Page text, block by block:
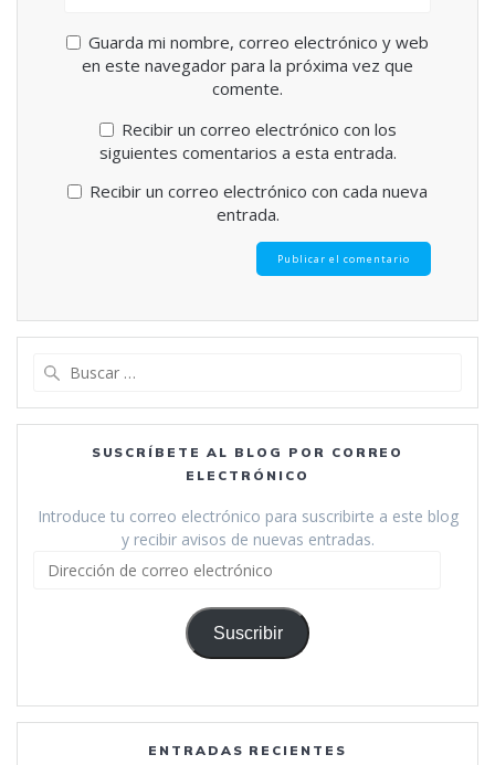
Guarda mi nombre, correo electrónico y web
en este navegador para la próxima vez que
comente.
Recibir un correo electrónico con los
siguientes comentarios a esta entrada.
Recibir un correo electrónico con cada nueva
entrada.
SUSCRÍBETE AL BLOG POR CORREO
ELECTRÓNICO
Introduce tu correo electrónico para suscribirte a este blog
y recibir avisos de nuevas entradas.
Dirección
correo
electrónico
Suscribir
ENTRADAS RECIENTES